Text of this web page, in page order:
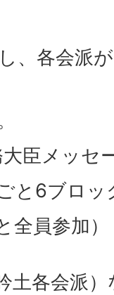
、各会派
臣メッセ
と6ブロッ
全員参加）
土各会派）